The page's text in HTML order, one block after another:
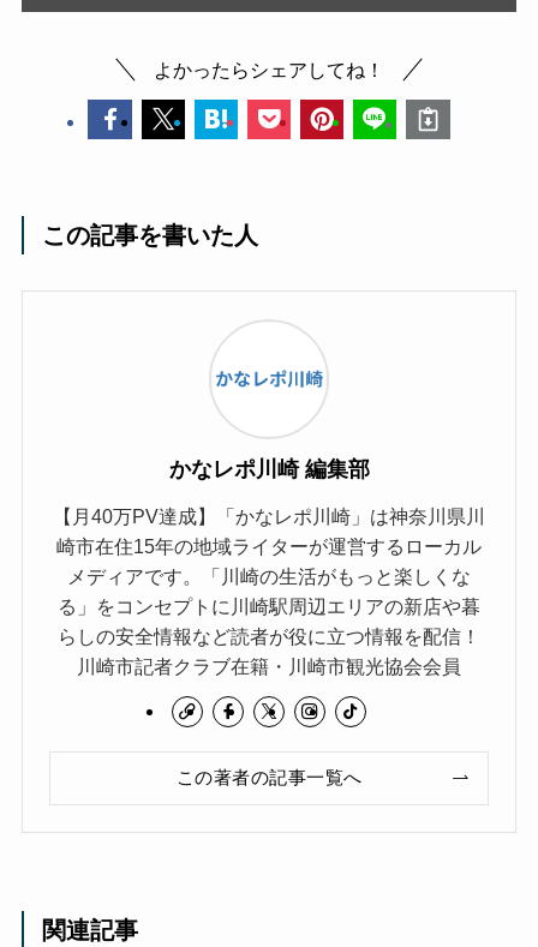
よかったらシェアしてね！
この記事を書いた人
かなレポ川崎 編集部
【月40万PV達成】「かなレポ川崎」は神奈川県川
崎市在住15年の地域ライターが運営するローカル
メディアです。「川崎の生活がもっと楽しくな
る」をコンセプトに川崎駅周辺エリアの新店や暮
らしの安全情報など読者が役に立つ情報を配信！
川崎市記者クラブ在籍・川崎市観光協会会員
この著者の記事一覧へ
関連記事